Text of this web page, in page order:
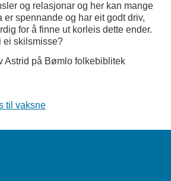
og relasjonar og her kan mange
er spennande og har eit godt driv,
for å finne ut korleis dette ender.
ei skilsmisse?
Astrid på Bømlo folkebiblitek
til vaksne